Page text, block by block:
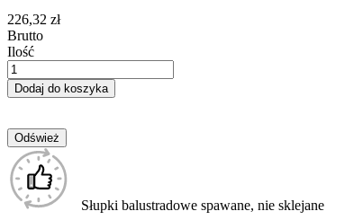
226,32 zł
Brutto
Ilość
Dodaj do koszyka
Słupki balustradowe spawane, nie sklejane